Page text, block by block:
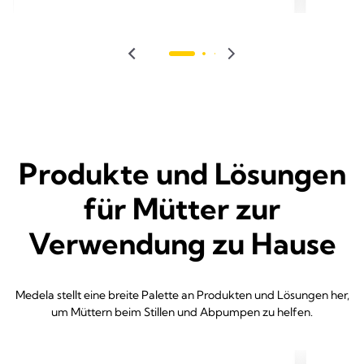
Produkte und Lösungen
für Mütter zur
Verwendung zu Hause
Medela stellt eine breite Palette an Produkten und Lösungen her,
um Müttern beim Stillen und Abpumpen zu helfen.